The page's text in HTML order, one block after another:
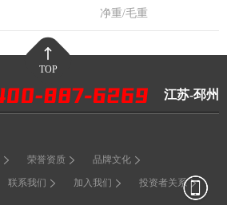
净重/毛重
TOP
江苏-邳州
荣誉资质 品牌文化
联系我们 加入我们 投资者关系